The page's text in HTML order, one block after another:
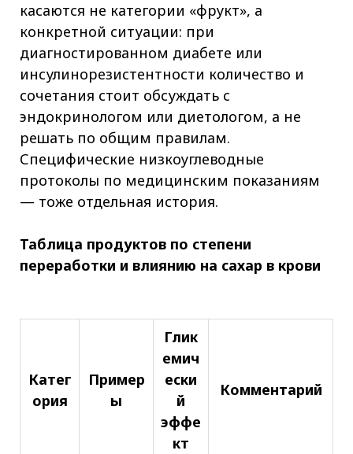
касаются не категории «фрукт», а
конкретной ситуации: при
диагностированном диабете или
инсулинорезистентности количество и
сочетания стоит обсуждать с
эндокринологом или диетологом, а не
решать по общим правилам.
Специфические низкоуглеводные
протоколы по медицинским показаниям
— тоже отдельная история.
Таблица продуктов по степени
переработки и влиянию на сахар в крови
Катег
ория
Пример
ы
Глик
емич
ески
й
эффе
кт
Комментарий